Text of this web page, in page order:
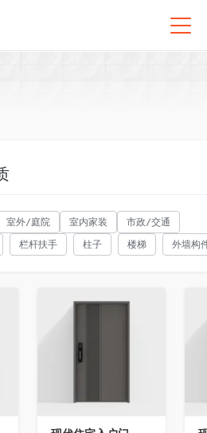
室外/庭院 室内家装 市政/交通
栏杆扶手 柱子 楼梯 外墙构
收藏